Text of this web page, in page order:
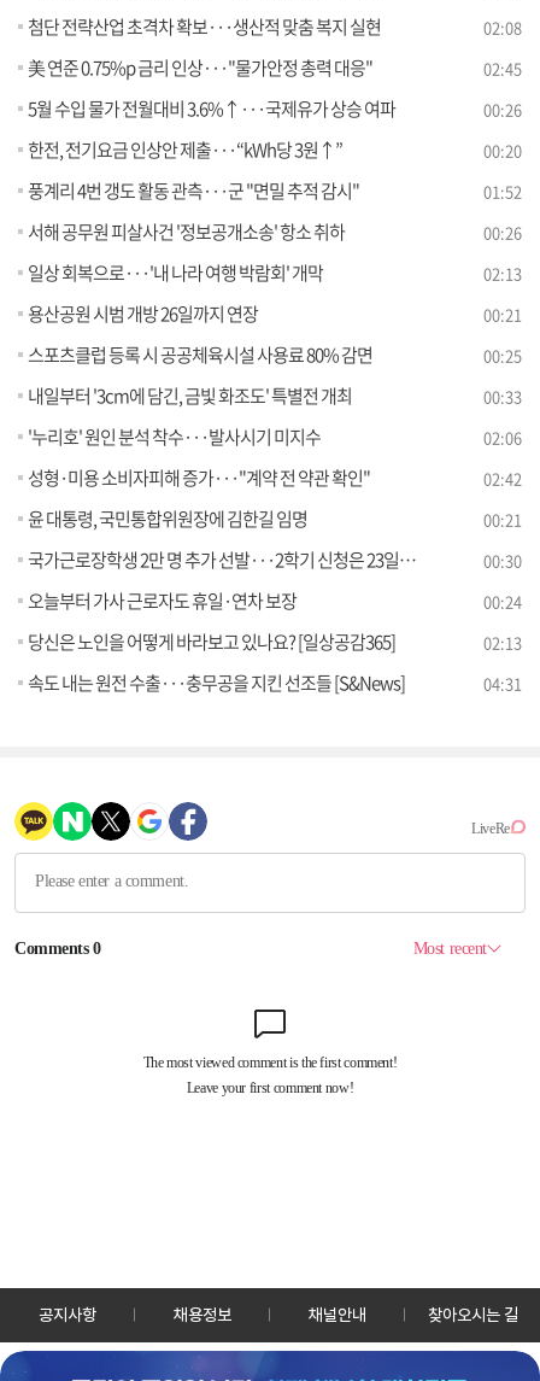
첨단 전략산업 초격차 확보···생산적 맞춤 복지 실현 02:08
美 연준 0.75%p 금리 인상···"물가안정 총력 대응" 02:45
5월 수입 물가 전월대비 3.6%↑···국제유가 상승 여파 00:26
한전, 전기요금 인상안 제출···“kWh당 3원↑” 00:20
풍계리 4번 갱도 활동 관측···군 "면밀 추적 감시" 01:52
서해 공무원 피살사건 '정보공개소송' 항소 취하 00:26
일상 회복으로···'내 나라 여행 박람회' 개막 02:13
용산공원 시범 개방 26일까지 연장 00:21
스포츠클럽 등록 시 공공체육시설 사용료 80% 감면 00:25
내일부터 '3cm에 담긴, 금빛 화조도' 특별전 개최 00:33
'누리호' 원인 분석 착수···발사시기 미지수 02:06
성형·미용 소비자피해 증가···"계약 전 약관 확인" 02:42
윤 대통령, 국민통합위원장에 김한길 임명 00:21
국가근로장학생 2만 명 추가 선발···2학기 신청은 23일까지 00:30
오늘부터 가사 근로자도 휴일·연차 보장 00:24
당신은 노인을 어떻게 바라보고 있나요? [일상공감365] 02:13
속도 내는 원전 수출···충무공을 지킨 선조들 [S&News] 04:31
공지사항 채용정보 채널안내 찾아오시는 길
30128 세종특별자치시 정부2청사로 13 한국정책방송원 KTV